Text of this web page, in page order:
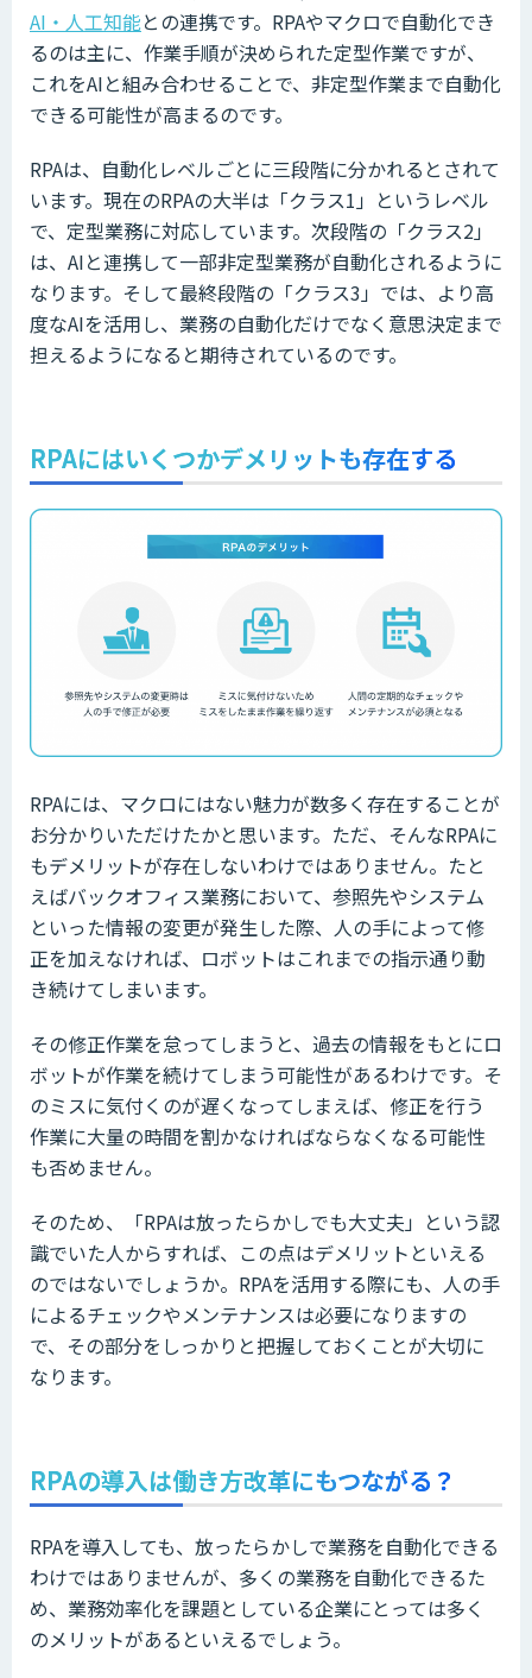
AI・人工知能との連携です。RPAやマクロで自動化でき
るのは主に、作業手順が決められた定型作業ですが、
これをAIと組み合わせることで、非定型作業まで自動化
できる可能性が高まるのです。
RPAは、自動化レベルごとに三段階に分かれるとされて
います。現在のRPAの大半は「クラス1」というレベル
で、定型業務に対応しています。次段階の「クラス2」
は、AIと連携して一部非定型業務が自動化されるように
なります。そして最終段階の「クラス3」では、より高
度なAIを活用し、業務の自動化だけでなく意思決定まで
担えるようになると期待されているのです。
RPAにはいくつかデメリットも存在する
RPAには、マクロにはない魅力が数多く存在することが
お分かりいただけたかと思います。ただ、そんなRPAに
もデメリットが存在しないわけではありません。たと
えばバックオフィス業務において、参照先やシステム
といった情報の変更が発生した際、人の手によって修
正を加えなければ、ロボットはこれまでの指示通り動
き続けてしまいます。
その修正作業を怠ってしまうと、過去の情報をもとにロ
ボットが作業を続けてしまう可能性があるわけです。そ
のミスに気付くのが遅くなってしまえば、修正を行う
作業に大量の時間を割かなければならなくなる可能性
も否めません。
そのため、「RPAは放ったらかしでも大丈夫」という認
識でいた人からすれば、この点はデメリットといえる
のではないでしょうか。RPAを活用する際にも、人の手
によるチェックやメンテナンスは必要になりますの
で、その部分をしっかりと把握しておくことが大切に
なります。
RPAの導入は働き方改革にもつながる？
RPAを導入しても、放ったらかしで業務を自動化できる
わけではありませんが、多くの業務を自動化できるた
め、業務効率化を課題としている企業にとっては多く
のメリットがあるといえるでしょう。